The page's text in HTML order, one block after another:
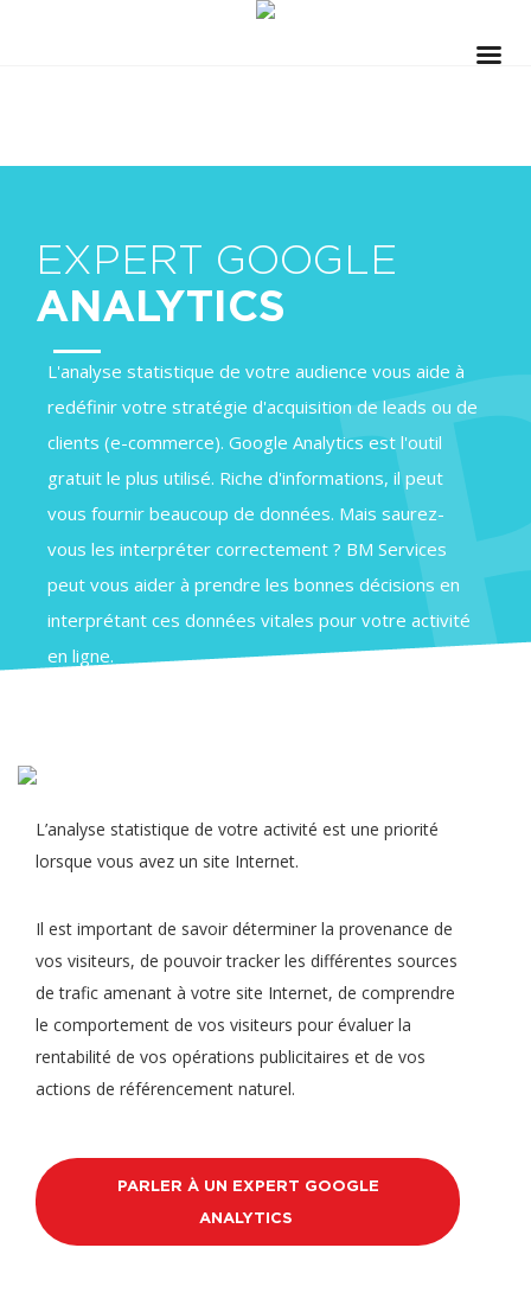
EXPERT GOOGLE
ANALYTICS
L'analyse statistique de votre audience vous aide à
redéfinir votre stratégie d'acquisition de leads ou de
clients (e-commerce). Google Analytics est l'outil
gratuit le plus utilisé. Riche d'informations, il peut
vous fournir beaucoup de données. Mais saurez-
vous les interpréter correctement ? BM Services
peut vous aider à prendre les bonnes décisions en
interprétant ces données vitales pour votre activité
en ligne.
L’analyse statistique de votre activité est une priorité
lorsque vous avez un site Internet.
Il est important de savoir déterminer la provenance de
vos visiteurs, de pouvoir tracker les différentes sources
de trafic amenant à votre site Internet, de comprendre
le comportement de vos visiteurs pour évaluer la
rentabilité de vos opérations publicitaires et de vos
actions de référencement naturel.
PARLER À UN EXPERT GOOGLE
ANALYTICS